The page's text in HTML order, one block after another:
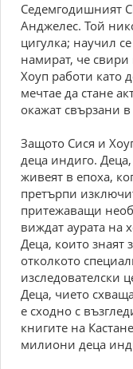
Седемгодишният
Анджелес. Той
цигулка; научил
намират, че
Хоуп работи като
мечтае да стане
окажат свързани
Защото Сися и
деца индиго.
живеят в епоха,
претърпи
притежаващи
виждат аурата на
Деца, които знаят
отколкото
изследователски
Деца, чието
е сходно с
книгите на
милиони деца